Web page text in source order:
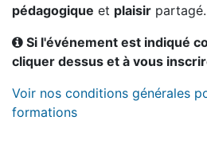
pédagogique et plaisir partagé.
Si l'événement est indiqué
cliquer dessus et à vous
Voir nos conditions générales
formations